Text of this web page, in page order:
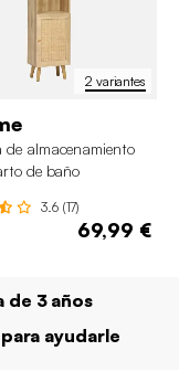
2 variantes
de almacenamiento
de baño
3.6 (17)
69,99 €
de 3 años
ayudarle